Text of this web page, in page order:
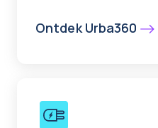
Ontdek Urba360